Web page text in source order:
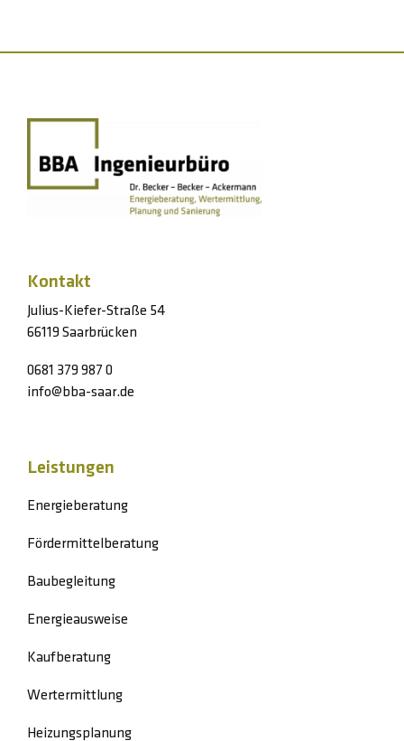
Kontakt
Julius-Kiefer-Straße 54
66119 Saarbrücken
0681 379 987 0
info@bba-saar.de
Leistungen
Energieberatung
Fördermittelberatung
Baubegleitung
Energieausweise
Kaufberatung
Wertermittlung
Heizungsplanung